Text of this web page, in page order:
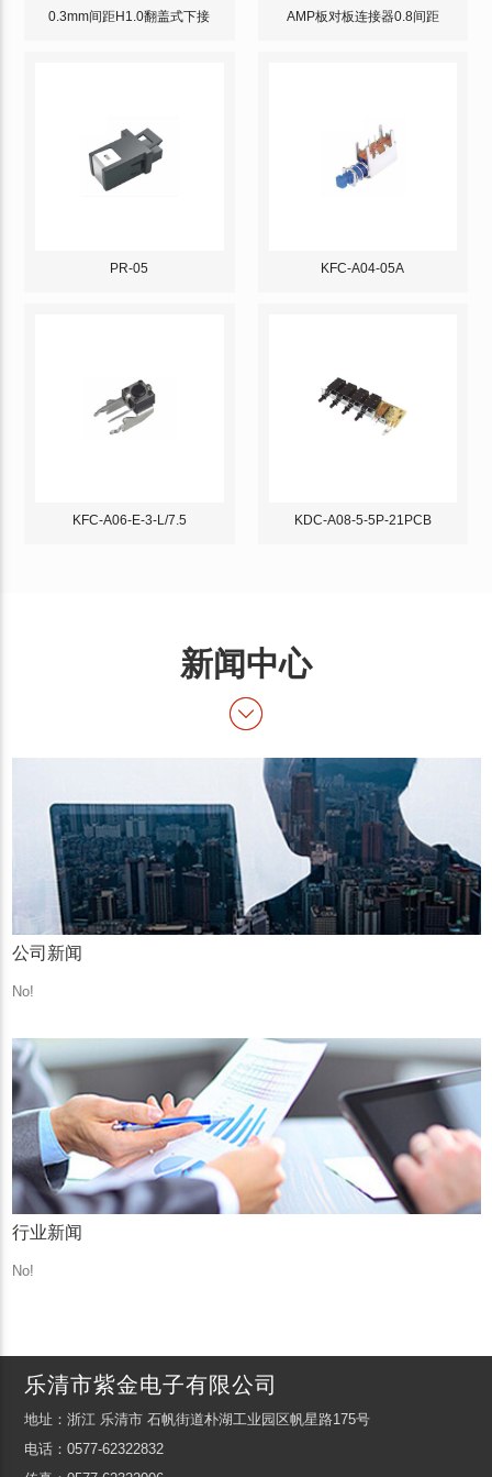
0.3mm间距H1.0翻盖式下接 AMP板对板连接器0.8间距
PR-05 KFC-A04-05A
KFC-A06-E-3-L/7.5 KDC-A08-5-5P-21PCB
新闻中心
公司新闻
No!
行业新闻
No!
乐清市紫金电子有限公司
地址：浙江 乐清市 石帆街道朴湖工业园区帆星路175号
电话：0577-62322832